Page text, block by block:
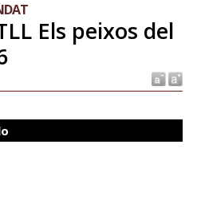
Els peixos del